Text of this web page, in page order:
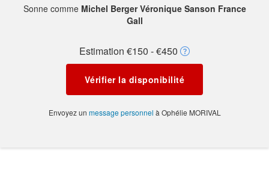
Sonne comme Michel Berger Véronique Sanson France
Gall
Estimation €150 - €450
Vérifier la disponibilité
Envoyez un message personnel à Ophélie MORIVAL